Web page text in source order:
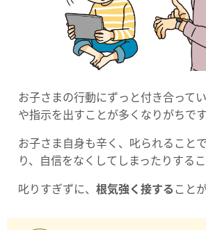
お子さまの行動にずっと付き合って
や指示を出すことが多くなりがちです
お子さま自身も辛く、叱られること
り、自信をなくしてしまったりするこ
叱りすぎずに、 根気強く接すること